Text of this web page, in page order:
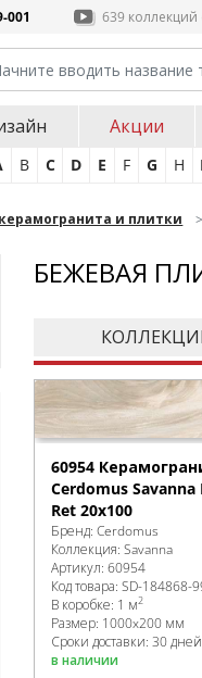
001 639 коллекций
Акции
B C D E F G H
и плитки
БЕЖЕВАЯ
60954
Cerdomus
Ret 20x100
Бренд: Cerdomus
Коллекция: Savanna
Артикул: 60954
Код товара: SD-184868-
В коробке: 1 м2
Размер: 1000x200 мм
Сроки доставки: 30 дней
в наличии